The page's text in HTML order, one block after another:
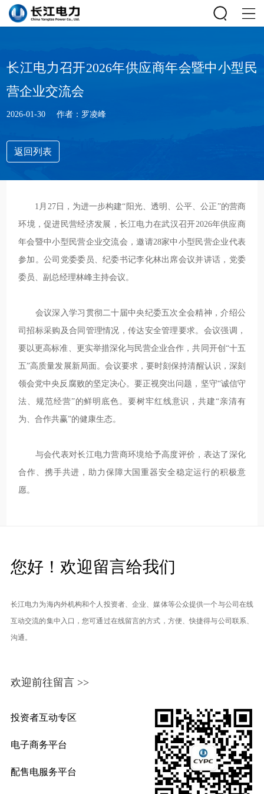
长江电力召开2026年供应商年会暨中小型民
营企业交流会
2026-01-30 作者：罗凌峰
返回列表
1月27日，为进一步构建“阳光、透明、公平、公正”的营商
环境，促进民营经济发展，长江电力在武汉召开2026年供应商
年会暨中小型民营企业交流会，邀请28家中小型民营企业代表
参加。公司党委委员、纪委书记李化林出席会议并讲话，党委
委员、副总经理林峰主持会议。
会议深入学习贯彻二十届中央纪委五次全会精神，介绍公
司招标采购及合同管理情况，传达安全管理要求。会议强调，
要以更高标准、更实举措深化与民营企业合作，共同开创“十五
五”高质量发展新局面。会议要求，要时刻保持清醒认识，深刻
领会党中央反腐败的坚定决心。要正视突出问题，坚守“诚信守
法、规范经营”的鲜明底色。要树牢红线意识，共建“亲清有
为、合作共赢”的健康生态。
与会代表对长江电力营商环境给予高度评价，表达了深化
合作、携手共进，助力保障大国重器安全稳定运行的积极意
愿。
您好！欢迎留言给我们
长江电力为海内外机构和个人投资者、企业、媒体等公众提供一个与公司在线
互动交流的集中入口，您可通过在线留言的方式，方便、快捷得与公司联系、
沟通。
欢迎前往留言 >>
投资者互动专区
电子商务平台
配售电服务平台